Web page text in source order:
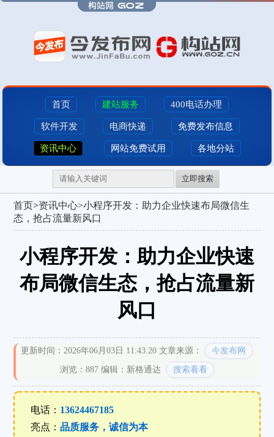
首页 建站服务 400电话办理
软件开发 电商快递 免费发布信息
资讯中心 网站免费试用 各地分站
立即搜索
首页>资讯中心>小程序开发：助力企业快速布局微信生
态，抢占流量新风口
小程序开发：助力企业快速
布局微信生态，抢占流量新
风口
更新时间：2026年06月03日 11:43:20 文章来源： 今发布网
浏览：887 编辑：新格通达 搜索看看
电话： 13624467185
亮点：品质服务，诚信为本